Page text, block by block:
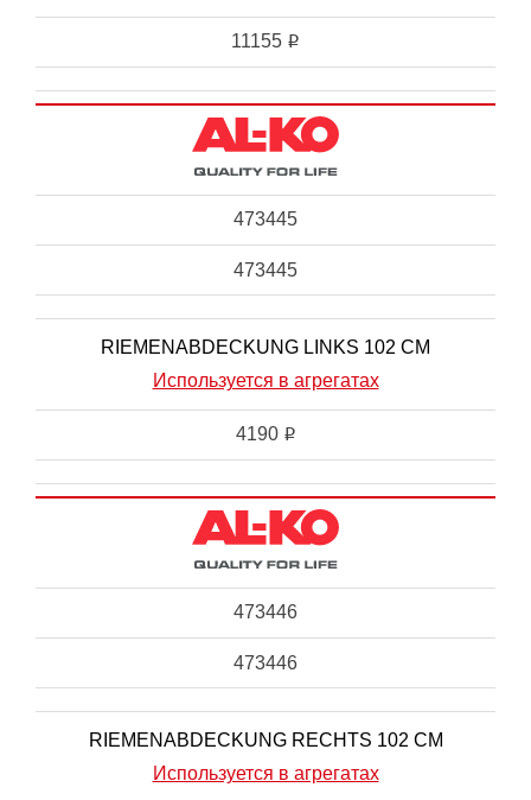
11155 i
473445
473445
RIEMENABDECKUNG LINKS 102 CM
Используется в агрегатах
4190 i
473446
473446
RIEMENABDECKUNG RECHTS 102 CM
Используется в агрегатах